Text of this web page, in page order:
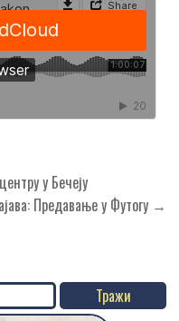
у Бечеју
Предавање у Футогу →